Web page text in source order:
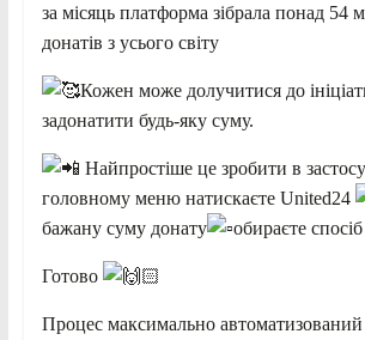
за місяць платформа зібрала понад 54
донатів з усього світу
Кожен може долучитися до
задонатити будь-яку суму.
Найпростіше це зробити в
головному меню натискаєте United24
бажану суму донату
обираєте
Готово
Процес максимально